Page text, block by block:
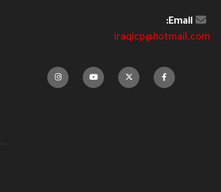
Email:
iraqicp@hotmail.com